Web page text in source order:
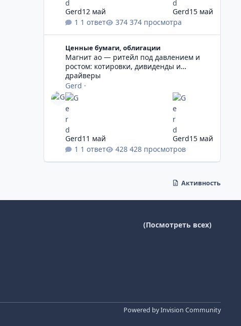
1 ответ 374 просмотра
Gerd12 май Gerd15 май
Ценные бумаги, облигации
Магнит ао — ритейл под давлением и
ростом: котировки, дивиденды и
драйверы
Gerd ·
1 ответ 428 просмотров
Gerd11 май Gerd15 май
Активность
(Посмотреть всех)
Powered byInvision Community